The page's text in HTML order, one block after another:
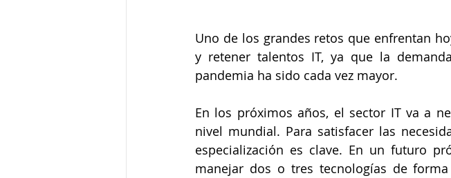
Uno de los grandes retos que enfrentan
y retener talentos IT, ya que la
En los próximos años, el sector IT va a
nivel mundial. Para satisfacer las
especialización es clave. En un futuro
manejar dos o tres tecnologías de